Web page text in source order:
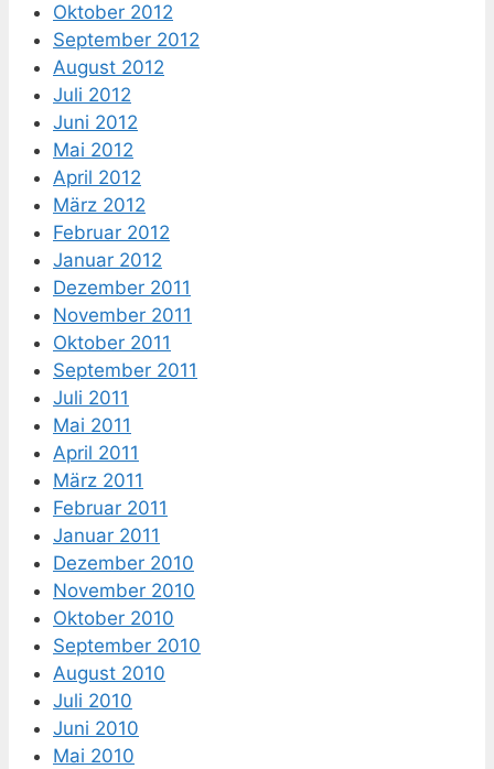
Oktober 2012
September 2012
August 2012
Juli 2012
Juni 2012
Mai 2012
April 2012
März 2012
Februar 2012
Januar 2012
Dezember 2011
November 2011
Oktober 2011
September 2011
Juli 2011
Mai 2011
April 2011
März 2011
Februar 2011
Januar 2011
Dezember 2010
November 2010
Oktober 2010
September 2010
August 2010
Juli 2010
Juni 2010
Mai 2010